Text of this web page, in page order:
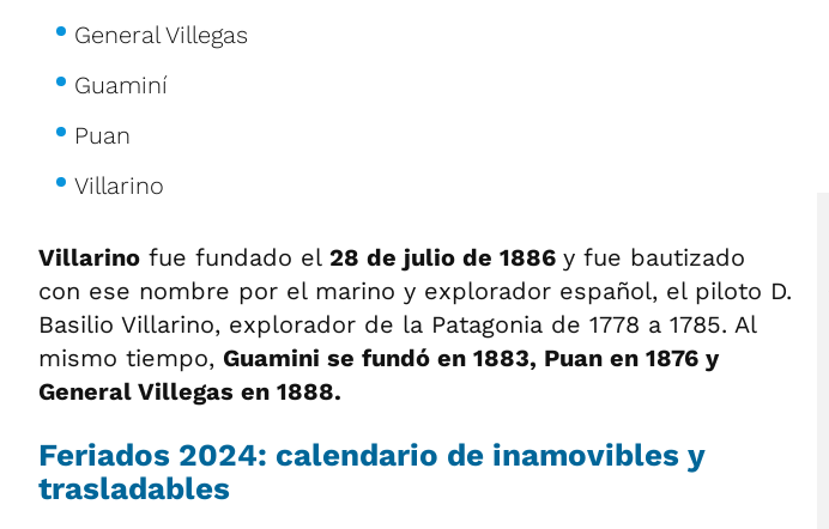
General Villegas
Guaminí
Puan
Villarino
Villarino fue fundado el 28 de julio de 1886 y fue bautizado
con ese nombre por el marino y explorador español, el piloto D.
Basilio Villarino, explorador de la Patagonia de 1778 a 1785. Al
mismo tiempo, Guamini se fundó en 1883, Puan en 1876 y
General Villegas en 1888.
Feriados 2024: calendario de inamovibles y
trasladables